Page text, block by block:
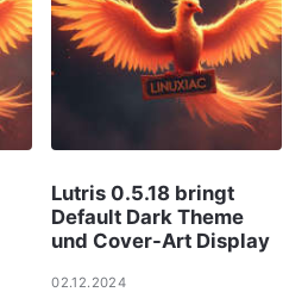
Lutris 0.5.18 bringt
Default Dark Theme
und Cover-Art Display
02.12.2024